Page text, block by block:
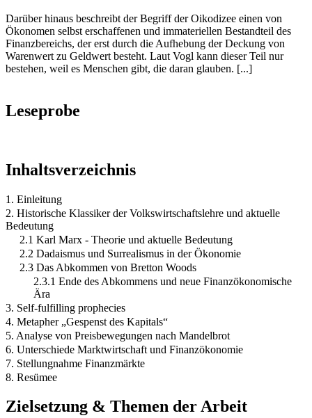
Darüber hinaus beschreibt der Begriff der Oikodizee einen von
Ökonomen selbst erschaffenen und immateriellen Bestandteil des
Finanzbereichs, der erst durch die Aufhebung der Deckung von
Warenwert zu Geldwert besteht. Laut Vogl kann dieser Teil nur
bestehen, weil es Menschen gibt, die daran glauben. [...]
Leseprobe
Inhaltsverzeichnis
1. Einleitung
2. Historische Klassiker der Volkswirtschaftslehre und aktuelle
Bedeutung
2.1 Karl Marx - Theorie und aktuelle Bedeutung
2.2 Dadaismus und Surrealismus in der Ökonomie
2.3 Das Abkommen von Bretton Woods
2.3.1 Ende des Abkommens und neue Finanzökonomische
Ära
3. Self-fulfilling prophecies
4. Metapher „Gespenst des Kapitals“
5. Analyse von Preisbewegungen nach Mandelbrot
6. Unterschiede Marktwirtschaft und Finanzökonomie
7. Stellungnahme Finanzmärkte
8. Resümee
Zielsetzung & Themen der Arbeit